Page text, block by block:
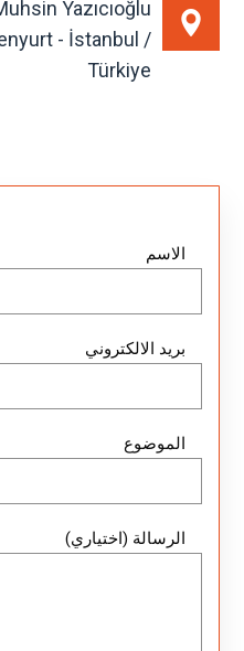
Yazıcıoğlu
- İstanbul /
Türkiye
الاسم
بريد الالكتروني
الموضوع
الرسالة (اختياري)